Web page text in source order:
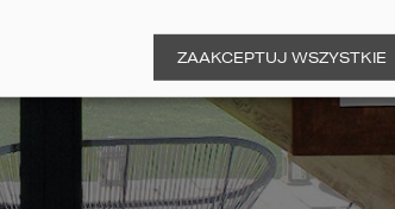
ZAAKCEPTUJ WSZYSTKIE